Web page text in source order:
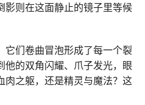
影则在这面静止的镜子里等候
它们卷曲冒泡形成了每一个裂
他的双角闪耀、爪子发光，眼
肉之躯，还是精灵与魔法？这